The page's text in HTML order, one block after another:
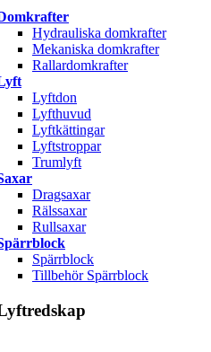
Hydrauliska domkrafter
Mekaniska domkrafter
Rallardomkrafter
Lyftdon
Lyfthuvud
Lyftkättingar
Lyftstroppar
Trumlyft
Dragsaxar
Rälssaxar
Rullsaxar
Spärrblock
Tillbehör Spärrblock